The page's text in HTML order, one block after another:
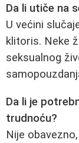
Da li utiče na
U većini
klitoris. Neke
seksualnog
Da li je
trudnoću?
Nije